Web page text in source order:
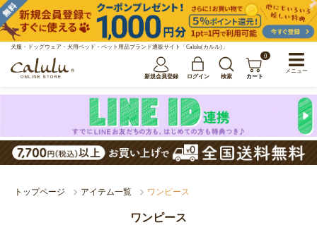
犬服・ドッグウェア・犬用ベッド・ペット用品ブランド通販サイト「Calulu(カルル)」
新規会員登録 ログイン 検索
0
カート
トップページ アイテム一覧 ワンピース
ワンピース
メニュー